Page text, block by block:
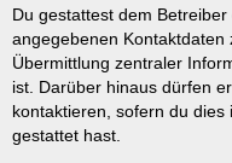
Du gestattest dem
angegebenen
Übermittlung zentraler
ist. Darüber hinaus dürfen
kontaktieren, sofern du
gestattet hast.